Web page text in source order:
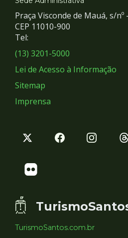
e
Redes
Sociais
Praça Visconde de Mauá, s/nº
CEP 11010-900
Tel:
(13) 3201-5000
Lei de Acesso à Informação
Sitemap
Imprensa
TurismoSantos.com.br